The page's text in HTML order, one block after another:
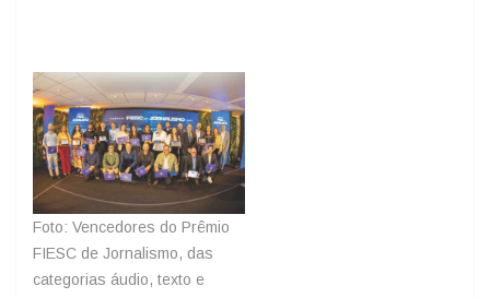
​Foto: Vencedores do Prêmio
FIESC de Jornalismo, das
categorias áudio, texto e